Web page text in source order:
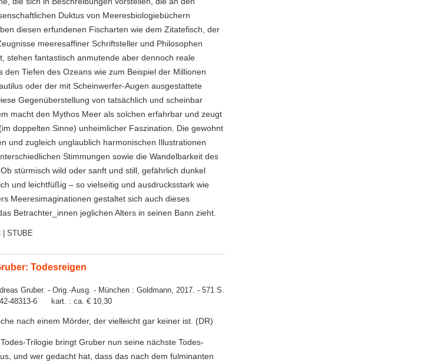
Duktus von Meeresbiologiebüchern
diesen erfundenen Fischarten wie dem Zitatefisch, der
meeresaffiner Schriftsteller und Philosophen
stehen fantastisch anmutende aber dennoch reale
den Tiefen des Ozeans wie zum Beispiel der Millionen
oder der mit Scheinwerfer-Augen ausgestattete
Gegenüberstellung von tatsächlich und scheinbar
macht den Mythos Meer als solchen erfahrbar und zeugt
doppelten Sinne) unheimlicher Faszination. Die gewohnt
und zugleich unglaublich harmonischen Illustrationen
Stimmungen sowie die Wandelbarkeit des
stürmisch wild oder sanft und still, gefährlich dunkel
und leichtfüßig – so vielseitig und ausdrucksstark wie
Meeresimaginationen gestaltet sich auch dieses
Betrachter_innen jeglichen Alters in seinen Bann zieht.
| STUBE
Todesreigen
Gruber. - Orig.-Ausg. - München : Goldmann, 2017. - 571 S.
48313-6 kart. : ca. € 10,30
nach einem Mörder, der vielleicht gar keiner ist. (DR)
Trilogie bringt Gruber nun seine nächste Todes-
und wer gedacht hat, dass das nach dem fulminanten